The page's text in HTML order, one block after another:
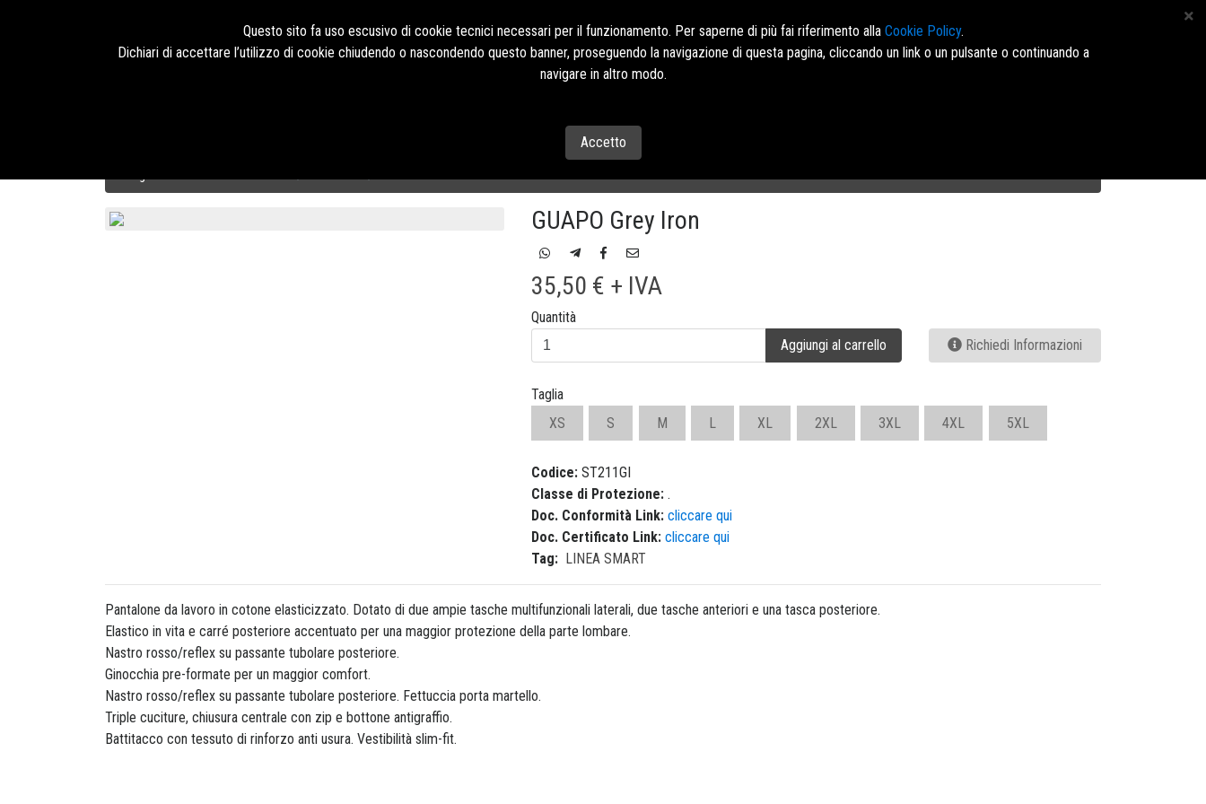
Contatti Tel:+39 085 4164960 - E-mail: info@marinopavone.it - Ordini:https://dms.marinopavone.it/
GUAPO Grey Iron
35,50 € + IVA
Quantità
Aggiungi al carrello
Richiedi Informazioni
Taglia
XS
S M L XL 2XL 3XL 4XL 5XL
Codice: ST211GI
Classe di Protezione: .
Doc. Conformità Link: cliccare qui
Doc. Certificato Link: cliccare qui
Tag: LINEA SMART
Pantalone da lavoro in cotone elasticizzato. Dotato di due ampie tasche multifunzionali laterali, due tasche anteriori e una tasca posteriore.
Elastico in vita e carré posteriore accentuato per una maggior protezione della parte lombare.
Nastro rosso/reflex su passante tubolare posteriore.
Ginocchia pre-formate per un maggior comfort.
Nastro rosso/reflex su passante tubolare posteriore. Fettuccia porta martello.
Triple cuciture, chiusura centrale con zip e bottone antigraffio.
Battitacco con tessuto di rinforzo anti usura. Vestibilità slim-fit.
Questo sito fa uso escusivo di cookie tecnici necessari per il funzionamento. Per saperne di più fai riferimento alla Cookie Policy.
Dichiari di accettare l’utilizzo di cookie chiudendo o nascondendo questo banner, proseguendo la navigazione di questa pagina, cliccando un link o un pulsante o continuando a
navigare in altro modo.
Accetto